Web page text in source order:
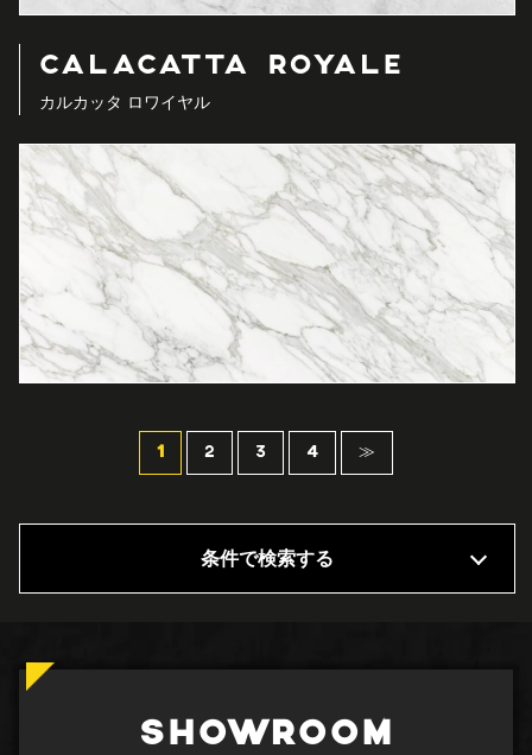
CALACATTA ROYALE
カルカッタ ロワイヤル
1 2 3 4 ≫
条件で検索する
SHOWROOM